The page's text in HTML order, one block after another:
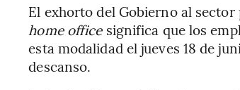
El exhorto del Gobierno al
home officesignifica que los
esta modalidad el jueves 18 de
descanso.